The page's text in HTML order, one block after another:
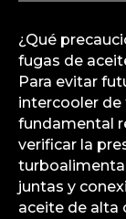
¿Qué
fugas de
Para evitar
intercooler de
fundamental
verificar la
juntas y
aceite de alta